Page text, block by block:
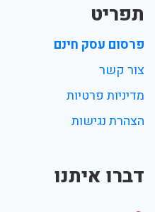
תפריט
פרסום עסק חינם
צור קשר
מדיניות פרטיות
הצהרת נגישות
דברו איתנו